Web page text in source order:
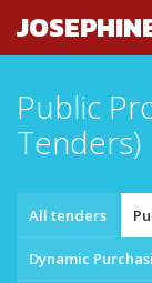
Public
Tenders)
All tenders
Dynamic